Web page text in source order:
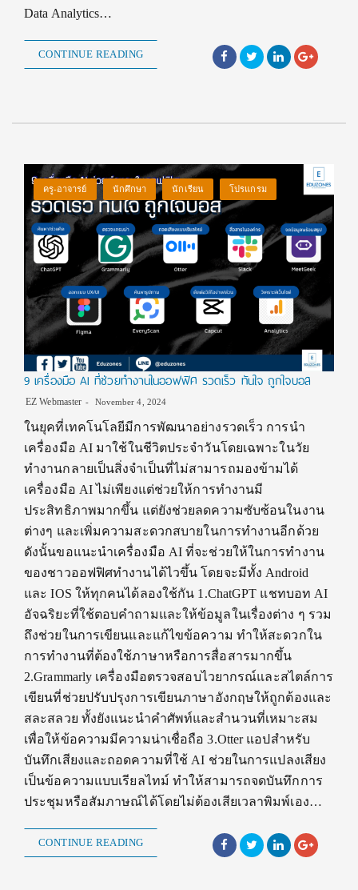
Data Analytics…
CONTINUE READING
ครู-อาจารย์ นักศึกษา นักเรียน โปรแกรม
9 เครื่องมือ AI ที่ช่วยทำงานในออฟฟิศ รวดเร็ว ทันใจ ถูกใจบอส
EZ Webmaster November 4, 2024
ในยุคที่เทคโนโลยีมีการพัฒนาอย่างรวดเร็ว การนำ
เครื่องมือ AI มาใช้ในชีวิตประจำวันโดยเฉพาะในวัย
ทำงานกลายเป็นสิ่งจำเป็นที่ไม่สามารถมองข้ามได้
เครื่องมือ AI ไม่เพียงแต่ช่วยให้การทำงานมี
ประสิทธิภาพมากขึ้น แต่ยังช่วยลดความซับซ้อนในงาน
ต่างๆ และเพิ่มความสะดวกสบายในการทำงานอีกด้วย
ดังนั้นขอแนะนำเครื่องมือ AI ที่จะช่วยให้ในการทำงาน
ของชาวออฟฟิศทำงานได้ไวขึ้น โดยจะมีทั้ง Android
และ IOS ให้ทุกคนได้ลองใช้กัน 1.ChatGPT แชทบอท AI
อัจฉริยะที่ใช้ตอบคำถามและให้ข้อมูลในเรื่องต่าง ๆ รวม
ถึงช่วยในการเขียนและแก้ไขข้อความ ทำให้สะดวกใน
การทำงานที่ต้องใช้ภาษาหรือการสื่อสารมากขึ้น
2.Grammarly เครื่องมือตรวจสอบไวยากรณ์และสไตล์การ
เขียนที่ช่วยปรับปรุงการเขียนภาษาอังกฤษให้ถูกต้องและ
สละสลวย ทั้งยังแนะนำคำศัพท์และสำนวนที่เหมาะสม
เพื่อให้ข้อความมีความน่าเชื่อถือ 3.Otter แอปสำหรับ
บันทึกเสียงและถอดความที่ใช้ AI ช่วยในการแปลงเสียง
เป็นข้อความแบบเรียลไทม์ ทำให้สามารถจดบันทึกการ
ประชุมหรือสัมภาษณ์ได้โดยไม่ต้องเสียเวลาพิมพ์เอง…
CONTINUE READING